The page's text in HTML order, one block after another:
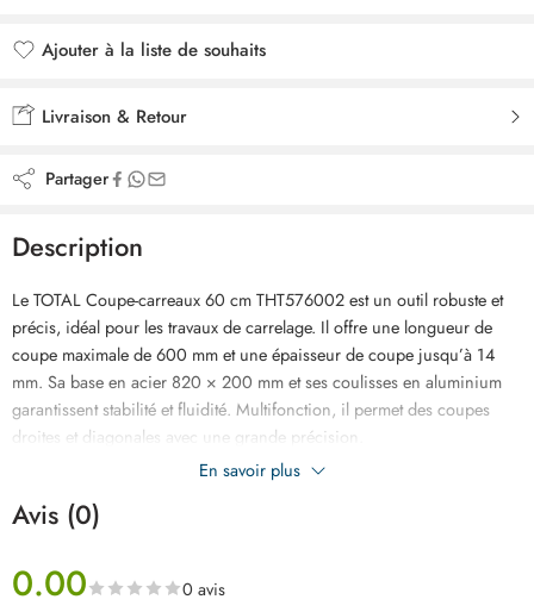
Ajouter à la liste de souhaits
Livraison & Retour
Partager
Description
Le TOTAL Coupe-carreaux 60 cm THT576002 est un outil robuste et
précis, idéal pour les travaux de carrelage. Il offre une longueur de
coupe maximale de 600 mm et une épaisseur de coupe jusqu’à 14
mm. Sa base en acier 820 × 200 mm et ses coulisses en aluminium
garantissent stabilité et fluidité. Multifonction, il permet des coupes
droites et diagonales avec une grande précision.
En savoir plus
Avis (0)
0.00 0 avis